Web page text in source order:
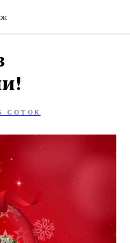
СОТОК